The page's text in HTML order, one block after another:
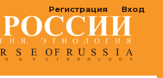
Регистрация Вход